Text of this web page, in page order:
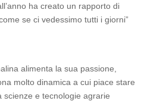
ha creato un rapporto di
se ci vedessimo tutti i giorni”
alimenta la sua passione,
molto dinamica a cui piace stare
scienze e tecnologie agrarie